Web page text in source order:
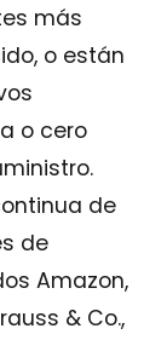
más
o están
o cero
de
de
Amazon,
& Co.,